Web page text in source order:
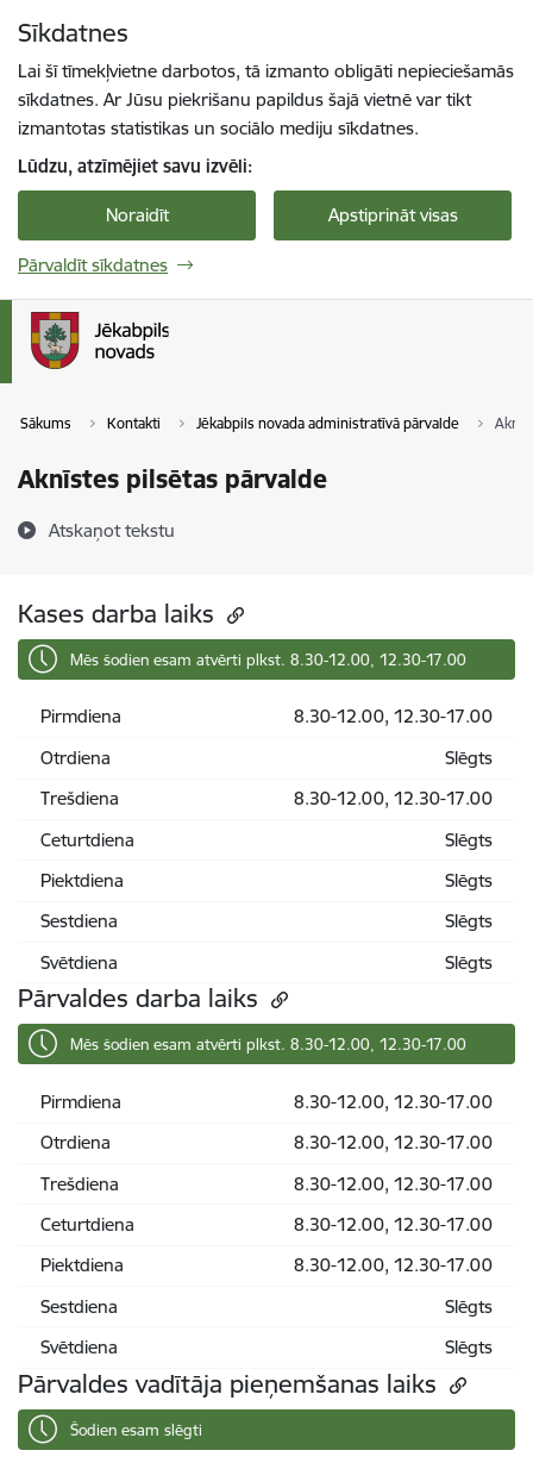
Sīkdatnes
Lai šī tīmekļvietne darbotos, tā izmanto obligāti nepieciešamās
sīkdatnes. Ar Jūsu piekrišanu papildus šajā vietnē var tikt
izmantotas statistikas un sociālo mediju sīkdatnes.
Lūdzu, atzīmējiet savu izvēli:
Noraidīt Apstiprināt visas
Pārvaldīt sīkdatnes
Sākums Kontakti Jēkabpils novada administratīvā pārvalde
Aknīstes pilsētas pārvalde
Atskaņot tekstu
Kases darba laiks
Mēs šodien esam atvērti plkst. 8.30-12.00, 12.30-17.00
Pirmdiena
8.30-12.00, 12.30-17.00
Otrdiena
Slēgts
Trešdiena
8.30-12.00, 12.30-17.00
Ceturtdiena
Slēgts
Piektdiena
Slēgts
Sestdiena
Slēgts
Svētdiena
Slēgts
Pārvaldes darba laiks
Mēs šodien esam atvērti plkst. 8.30-12.00, 12.30-17.00
Pirmdiena
8.30-12.00, 12.30-17.00
Otrdiena
8.30-12.00, 12.30-17.00
Trešdiena
8.30-12.00, 12.30-17.00
Ceturtdiena
8.30-12.00, 12.30-17.00
Piektdiena
8.30-12.00, 12.30-17.00
Sestdiena
Slēgts
Svētdiena
Slēgts
Pārvaldes vadītāja pieņemšanas laiks
Šodien esam slēgti